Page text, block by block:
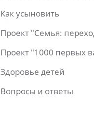
Как усыновить
Проект "Семья:
Проект "1000 первых
Здоровье детей
Вопросы и ответы